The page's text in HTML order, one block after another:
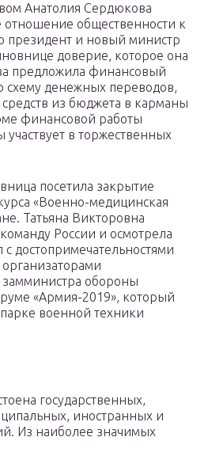
Анатолия Сердюкова
отношение общественности к
президент и новый министр
доверие, которое она
предложила финансовый
денежных переводов,
из бюджета в карманы
финансовой работы
в торжественных
посетила закрытие
«Военно-медицинская
Татьяна Викторовна
России и осмотрела
с достопримечательностями
обороны
«Армия-2019», который
военной техники
государственных,
иностранных и
Из наиболее значимых